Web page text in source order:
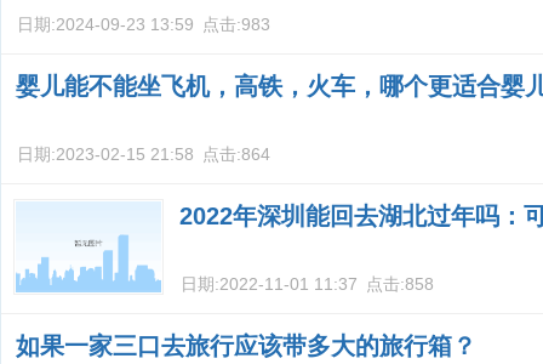
日期:2024-09-23 13:59 点击:983
婴儿能不能坐飞机，高铁，火车，哪个更适合婴
日期:2023-02-15 21:58 点击:864
2022年深圳能回去湖北过年吗：
日期:2022-11-01 11:37 点击:858
如果一家三口去旅行应该带多大的旅行箱？